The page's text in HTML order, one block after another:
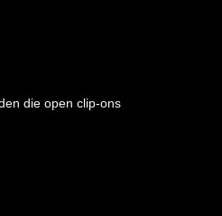
die open clip-ons